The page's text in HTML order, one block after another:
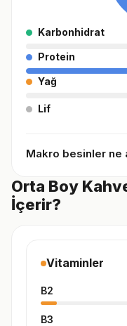
Karbonhidrat
Protein
Yağ
Lif
Makro besinler ne
Orta Boy
İçerir?
Vitaminler
B2
B3